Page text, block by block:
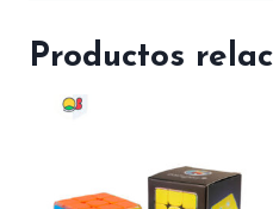
Productos